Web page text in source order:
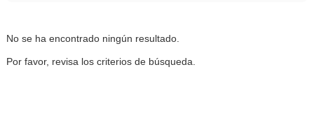
No se ha encontrado ningún resultado.
Por favor, revisa los criterios de búsqueda.